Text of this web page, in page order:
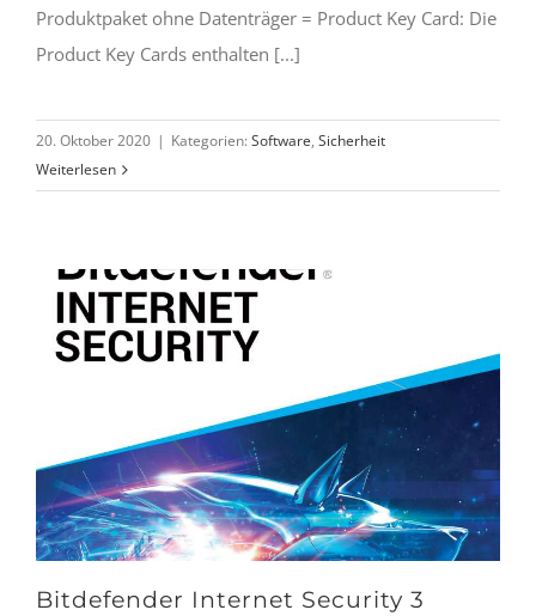
Produktpaket ohne Datenträger = Product Key Card: Die
Product Key Cards enthalten [...]
20. Oktober 2020 | Kategorien: Software, Sicherheit
Weiterlesen
Bitdefender Internet Security 3